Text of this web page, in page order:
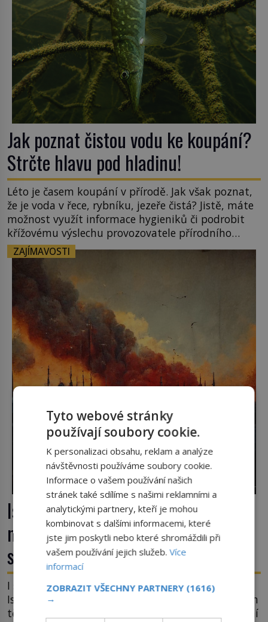
Jak poznat čistou vodu ke koupání?
Strčte hlavu pod hladinu!
Léto je časem koupání v přírodě. Jak však poznat,
že je voda v řece, rybníku, jezeře čistá? Jistě, máte
možnost využít informace hygieniků či podrobit
křížovému výslechu provozovatele přírodního
koupaliště. Existuje ale ještě jiná alternativa. Jaká?
Podívat se pod hladinu a zjistit, kdo si onu
konkrétní vodní lokalitu oblíbil už dávno před
vámi. Říká se jim bioindikátory […]
ZAJÍMAVOSTI
Istanbul v plamenech: Proč obří
megapoli ohrožují měsíce
smaženého lilku?
I současný kosmopolitní a dobře organizovaný
Istanbul nemá s rizikem požárů nikdy vyhráno. Jen
těžko si tak člověk dokáže představit, jaká požární
Tyto webové stránky
používají soubory cookie.
K personalizaci obsahu, reklam a analýze
návštěvnosti používáme soubory cookie.
Informace o vašem používání našich
stránek také sdílíme s našimi reklamními a
analytickými partnery, kteří je mohou
kombinovat s dalšími informacemi, které
jste jim poskytli nebo které shromáždili při
vašem používání jejich služeb.Více
informací
ZOBRAZIT VŠECHNY PARTNERY (1616)
→